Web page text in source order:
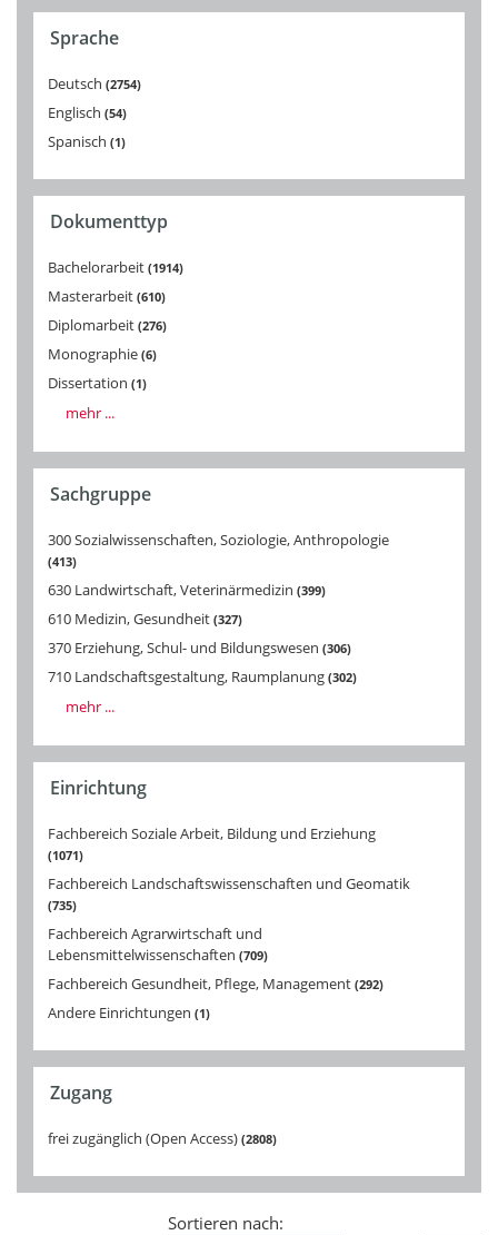
Sprache
Deutsch 2754
Englisch 54
Spanisch 1
Dokumenttyp
Bachelorarbeit 1914
Masterarbeit 610
Diplomarbeit 276
Monographie 6
Dissertation 1
mehr ...
Sachgruppe
300 Sozialwissenschaften, Soziologie, Anthropologie
413
630 Landwirtschaft, Veterinärmedizin 399
610 Medizin, Gesundheit 327
370 Erziehung, Schul- und Bildungswesen 306
710 Landschaftsgestaltung, Raumplanung 302
mehr ...
Einrichtung
Fachbereich Soziale Arbeit, Bildung und Erziehung
1071
Fachbereich Landschaftswissenschaften und Geomatik
735
Fachbereich Agrarwirtschaft und
Lebensmittelwissenschaften 709
Fachbereich Gesundheit, Pflege, Management 292
Andere Einrichtungen 1
Zugang
frei zugänglich (Open Access) 2808
Sortieren nach: